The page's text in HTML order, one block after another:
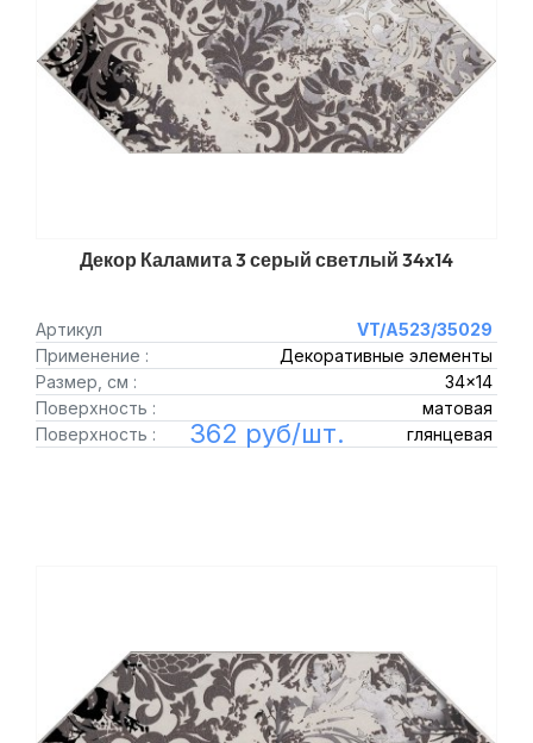
Декор Каламита 3 серый светлый 34x14
Артикул
VT/A523/35029
Применение :
Декоративные элементы
Размер, см :
34x14
Поверхность :
матовая
Поверхность :
глянцевая
362 руб/шт.